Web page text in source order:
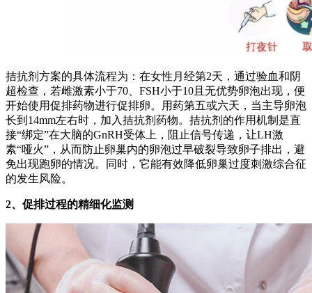
拮抗剂方案的具体流程为：在女性月经第2天，通过验血和阴
超检查，若雌激素小于70、FSH小于10且无优势卵泡出现，便
开始使用促排药物进行促排卵。用药第五或六天，当主导卵泡
长到14mm左右时，加入拮抗剂药物。拮抗剂的作用机制是直
接“绑定”在大脑的GnRH受体上，阻止信号传递，让LH激
素“哑火”，从而防止卵巢内的卵泡过早破裂导致卵子排出，避
免出现跑卵的情况。同时，它能有效降低卵巢过度刺激综合征
的发生风险。
2、促排过程的精细化监测